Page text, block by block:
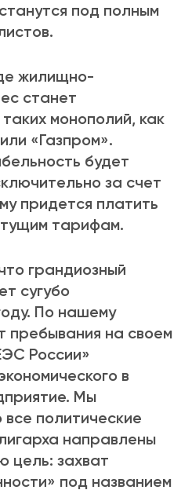
под полным
жилищно-
станет
монополий, как
«Газпром».
будет
за счет
придется платить
тарифам.
грандиозный
сугубо
По нашему
пребывания на своем
России»
в
Мы
политические
направлены
цель: захват
под названием